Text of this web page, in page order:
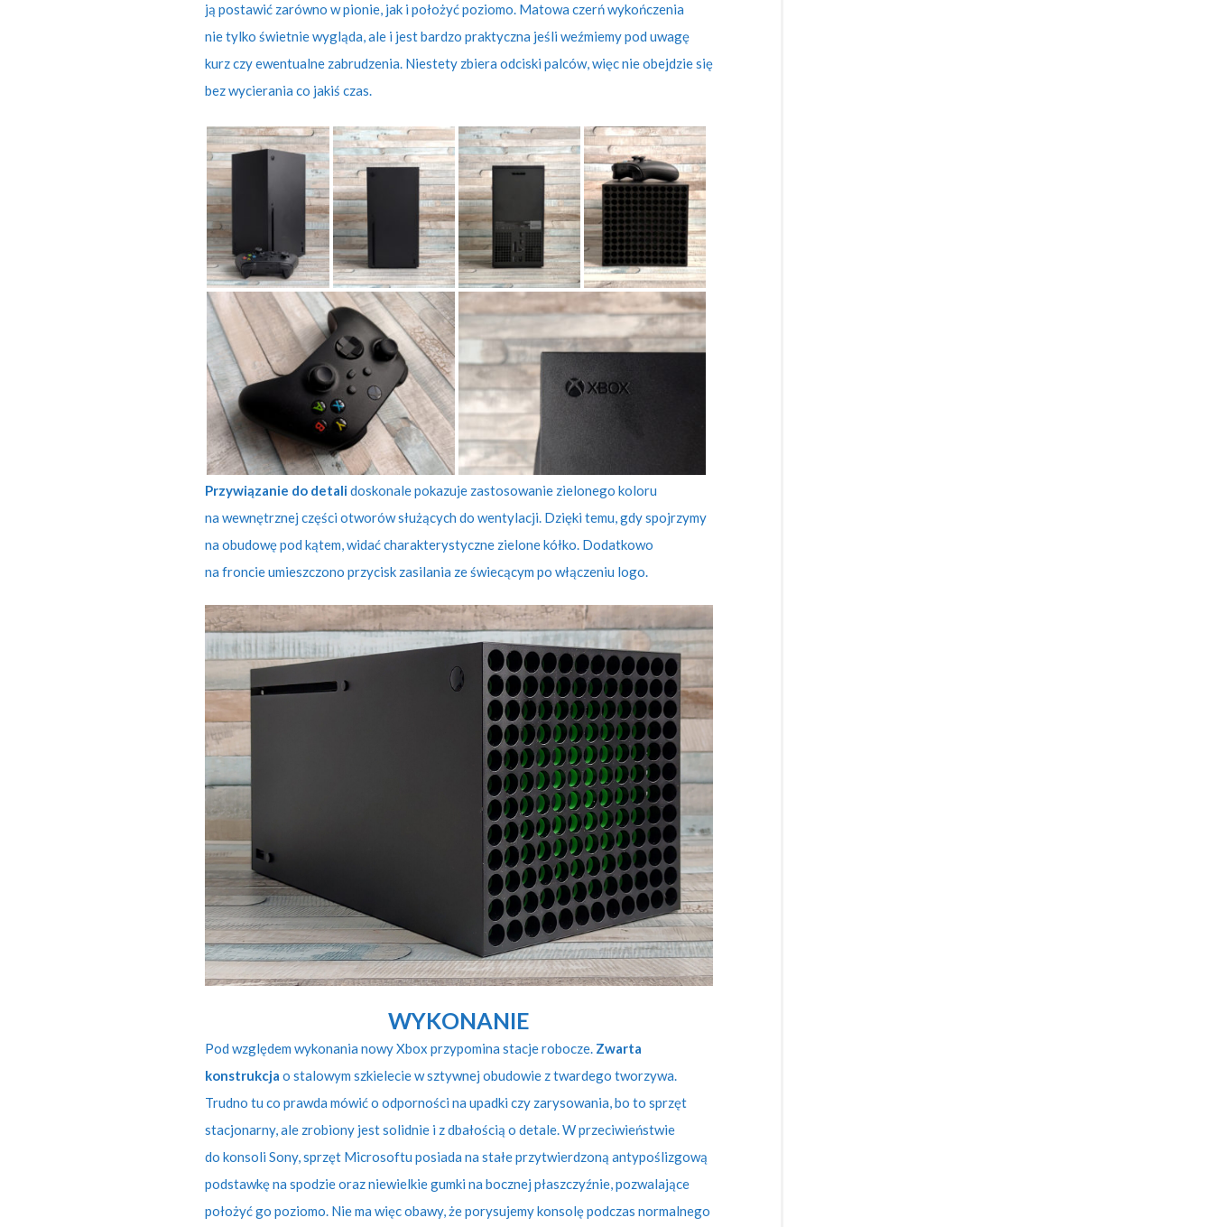
ją postawić zarówno w pionie, jak i położyć poziomo. Matowa czerń wykończenia
nie tylko świetnie wygląda, ale i jest bardzo praktyczna jeśli weźmiemy pod uwagę
kurz czy ewentualne zabrudzenia. Niestety zbiera odciski palców, więc nie obejdzie się
bez wycierania co jakiś czas.
Przywiązanie do detalidoskonale pokazuje zastosowanie zielonego koloru
na wewnętrznej części otworów służących do wentylacji. Dzięki temu, gdy spojrzymy
na obudowę pod kątem, widać charakterystyczne zielone kółko. Dodatkowo
na froncie umieszczono przycisk zasilania ze świecącym po włączeniu logo.
WYKONANIE
Pod względem wykonania nowy Xbox przypomina stacje robocze. Zwarta
konstrukcja o stalowym szkielecie w sztywnej obudowie z twardego tworzywa.
Trudno tu co prawda mówić o odporności na upadki czy zarysowania, bo to sprzęt
stacjonarny, ale zrobiony jest solidnie i z dbałością o detale. W przeciwieństwie
do konsoli Sony, sprzęt Microsoftu posiada na stałe przytwierdzoną antypoślizgową
podstawkę na spodzie oraz niewielkie gumki na bocznej płaszczyźnie, pozwalające
położyć go poziomo. Nie ma więc obawy, że porysujemy konsolę podczas normalnego